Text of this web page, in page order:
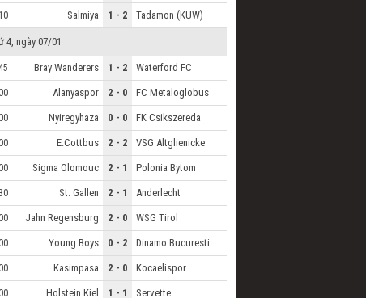
Salmiya 1 - 2 Tadamon (KUW)
4, ngày 07/01
Bray Wanderers 1 - 2 Waterford FC
Alanyaspor 2 - 0 FC Metaloglobus
Nyiregyhaza 0 - 0 FK Csikszereda
E.Cottbus 2 - 2 VSG Altglienicke
Sigma Olomouc 2 - 1 Polonia Bytom
St. Gallen 2 - 1 Anderlecht
Jahn Regensburg 2 - 0 WSG Tirol
Young Boys 0 - 2 Dinamo Bucuresti
Kasimpasa 2 - 0 Kocaelispor
Holstein Kiel 1 - 1 Servette